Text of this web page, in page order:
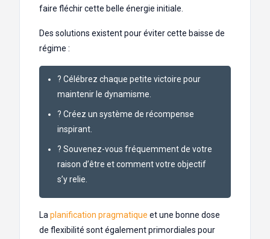
faire fléchir cette belle énergie initiale.
Des solutions existent pour éviter cette baisse de
régime :
? Célébrez chaque petite victoire pour
maintenir le dynamisme.
? Créez un système de récompense
inspirant.
? Souvenez-vous fréquemment de votre
raison d’être et comment votre objectif
s’y relie.
La planification pragmatique et une bonne dose
de flexibilité sont également primordiales pour